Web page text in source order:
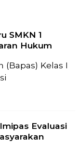
SMKN 1
Hukum
(Bapas) Kelas I
Evaluasi